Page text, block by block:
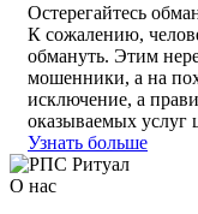
Остерегайтесь
К сожалению,
обмануть. Этим
мошенники, а на
исключение, а
оказываемых услуг
Узнать больше
О нас